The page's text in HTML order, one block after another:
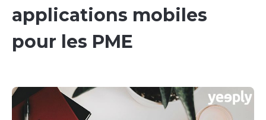
applications mobiles
pour les PME